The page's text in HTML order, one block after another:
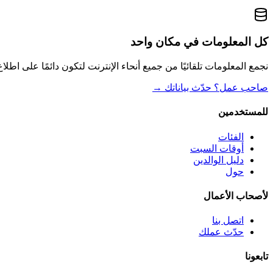
كل المعلومات في مكان واحد
نجمع المعلومات تلقائيًا من جميع أنحاء الإنترنت لتكون دائمًا على
صاحب عمل؟ حدّث بياناتك →
للمستخدمين
الفئات
أوقات السبت
دليل الوالدين
حول
لأصحاب الأعمال
اتصل بنا
حدّث عملك
تابعونا